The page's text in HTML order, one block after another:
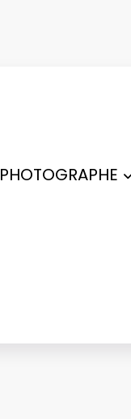
PHOTOGRAPHE